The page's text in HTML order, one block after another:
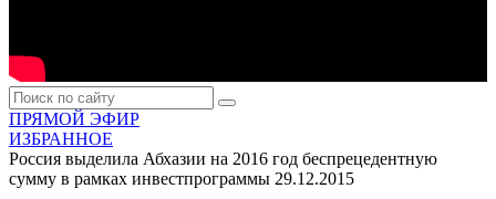
ПРЯМОЙ ЭФИР
ИЗБРАННОЕ
Россия выделила Абхазии на 2016 год беспрецедентную
сумму в рамках инвестпрограммы 29.12.2015